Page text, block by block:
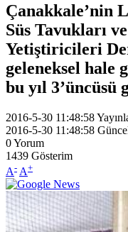
Çanakkale’nin
Süs Tavukları
Yetiştiricileri
geleneksel hale
bu yıl
2016-5-30 11:48:58
2016-5-30 11:48:58
0Yorum
1439 Gösterim
A- A+